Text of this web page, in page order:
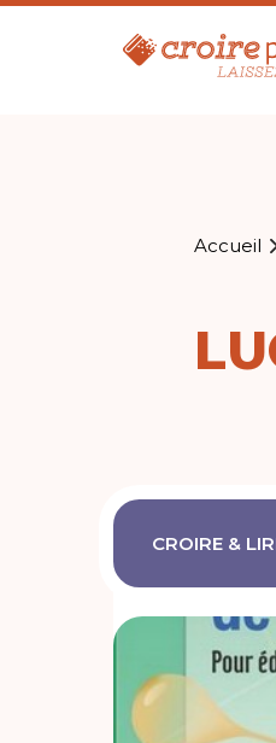
Accueil
CROIRE &